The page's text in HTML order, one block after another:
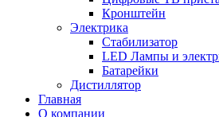
Кронштейн
Электрика
Стабилизатор
LED Лампы и
Батарейки
Дистиллятор
Главная
О компании